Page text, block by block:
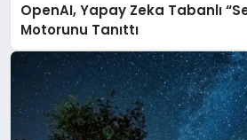
OpenAI, Yapay Zeka Tabanlı
Motorunu Tanıttı